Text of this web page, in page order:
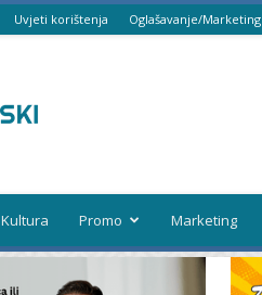
Uvjeti korištenja Oglašavanje/Marketing
Kultura Promo Marketing